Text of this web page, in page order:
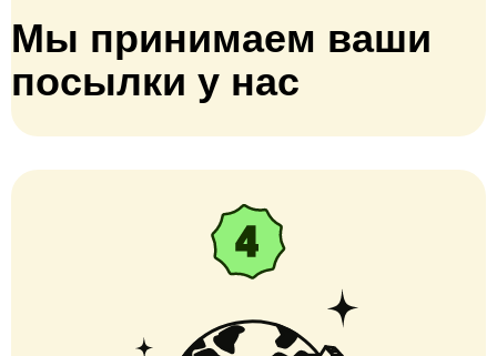
Мы принимаем ваши
посылки у нас